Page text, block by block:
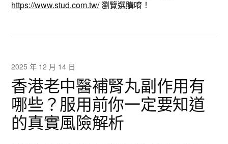
https://www.stud.com.tw/瀏覽選購唷！
2025 年 12 月 14 日
香港老中醫補腎丸副作用有
哪些？服用前你一定要知道
的真實風險解析